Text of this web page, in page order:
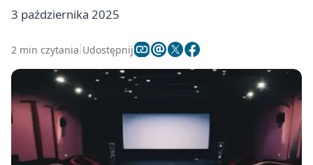
3 października 2025
2 min czytania Udostępnij